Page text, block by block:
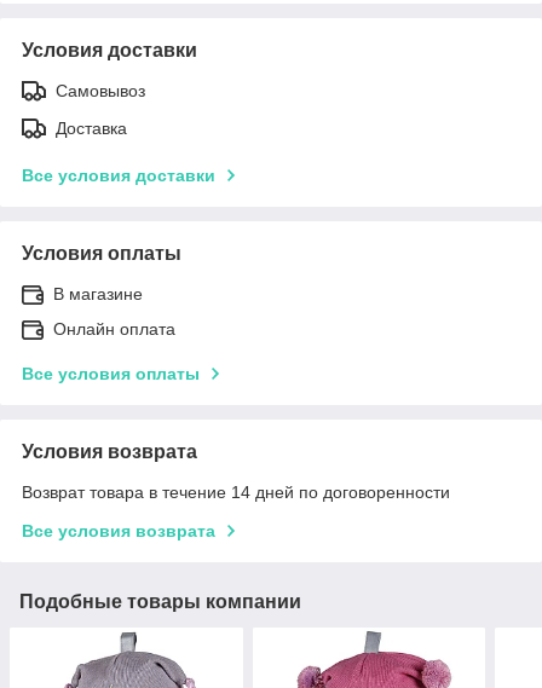
Условия доставки
Самовывоз
Доставка
Все условия доставки
Условия оплаты
В магазине
Онлайн оплата
Все условия оплаты
Условия возврата
Возврат товара в течение 14 дней по договоренности
Все условия возврата
Подобные товары компании